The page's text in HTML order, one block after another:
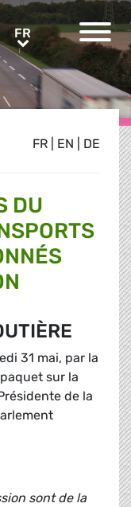
FRFR
FR EN DE
DU
31 mai, par la
sur la
de la
sont de la